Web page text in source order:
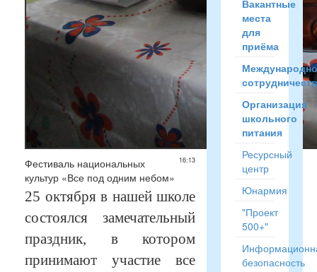
16:13
Фестиваль национальных
культур «Все под одним небом»
25 октября в нашей школе
состоялся замечательный
праздник, в котором
принимают участие все
Вакантные
места
для
приёма
Организация
школьного
питания
Ресурсный
центр
Юнармия
"Проект
500+"
безопасность